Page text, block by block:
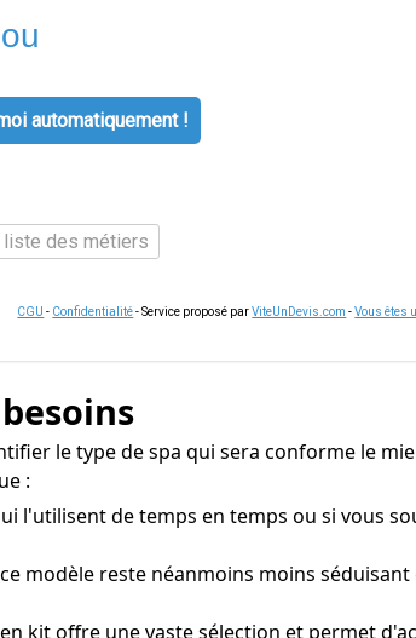
ou
automatiquement !
liste des métiers
CGU - Confidentialité- Service proposé parViteUnDevis.com -Vous êtes
le type de spa qui sera conforme le
:
l'utilisent de temps en temps ou si vous
modèle reste néanmoins moins
kit offre une vaste sélection et permet